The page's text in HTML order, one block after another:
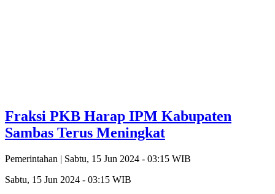
Fraksi PKB Harap IPM Kabupaten
Sambas Terus Meningkat
Pemerintahan | Sabtu, 15 Jun 2024 - 03:15 WIB
Sabtu, 15 Jun 2024 - 03:15 WIB